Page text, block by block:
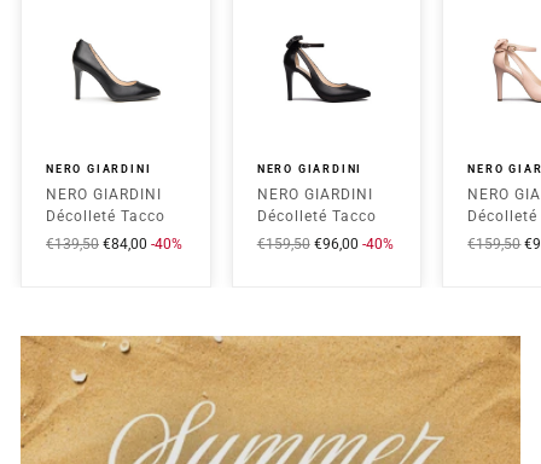
NERO GIARDINI
NERO GIARDINI
Décolleté Tacco
Alto Donna -
Prezzo
€139,50 Prezzo
€84,00 -40%
NERO GIARDINI
NERO GIARDINI
Décolleté Tacco
Alto Donna -
Prezzo
€159,50 Prezzo
€96,00 -40%
NERO
NERO
Alto
Prezzo
€159,50